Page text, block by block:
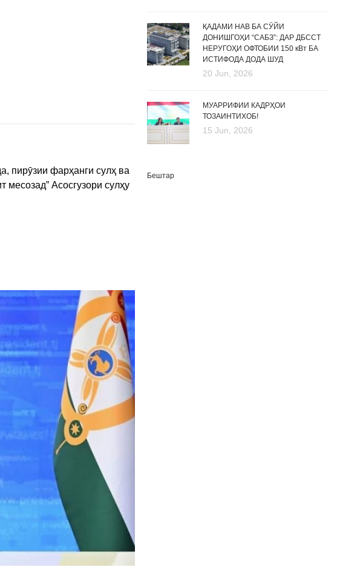
пирӯзии фарҳанги сулҳ ва
месозад” Асосгузори сулҳу
ҚАДАМИ НАВ БА СӮЙИ
ДОНИШГОҲИ “САБЗ”: ДАР ДБССТ
НЕРУГОҲИ ОФТОБИИ 150 кВт БА
ИСТИФОДА ДОДА ШУД
20 Jun, 2026
МУАРРИФИИ КАДРҲОИ
ТОЗАИНТИХОБ!
15 Jun, 2026
Бештар